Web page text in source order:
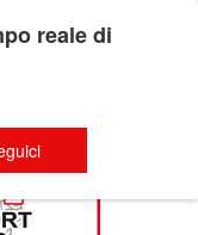
reale di